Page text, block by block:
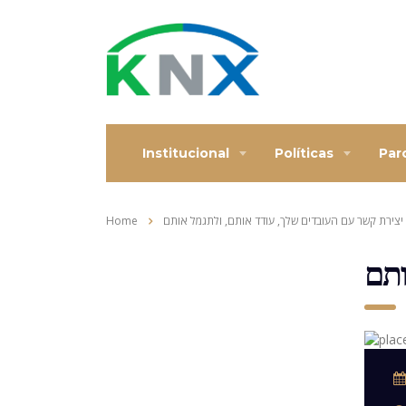
Institucional Políticas
Home יצירת קשר עם העובדים שלך, עודד אותם, ולתגמל אותם